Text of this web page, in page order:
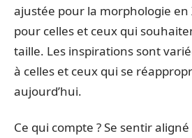
ajustée pour la morphologie
pour celles et ceux qui
taille. Les inspirations sont
à celles et ceux qui se
aujourd’hui.
Ce qui compte ? Se sentir